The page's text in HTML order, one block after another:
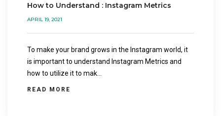
How to Understand : Instagram Metrics
APRIL 19, 2021
To make your brand grows in the Instagram world, it
is important to understand Instagram Metrics and
how to utilize it to mak...
READ MORE